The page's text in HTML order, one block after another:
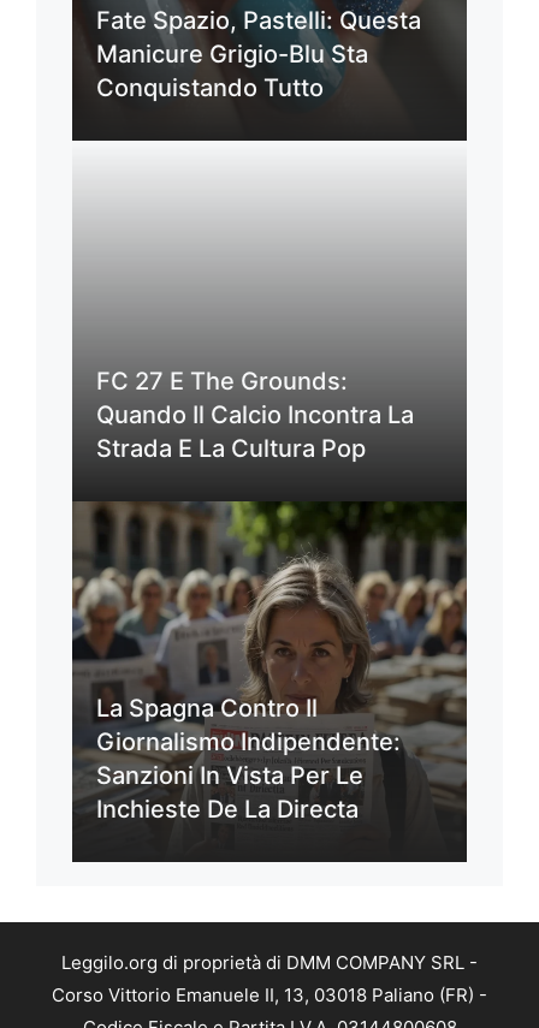
Fate Spazio, Pastelli: Questa
Manicure Grigio-Blu Sta
Conquistando Tutto
FC 27 E The Grounds:
Quando Il Calcio Incontra La
Strada E La Cultura Pop
La Spagna Contro Il
Giornalismo Indipendente:
Sanzioni In Vista Per Le
Inchieste De La Directa
Leggilo.org di proprietà di DMM COMPANY SRL -
Corso Vittorio Emanuele II, 13, 03018 Paliano (FR) -